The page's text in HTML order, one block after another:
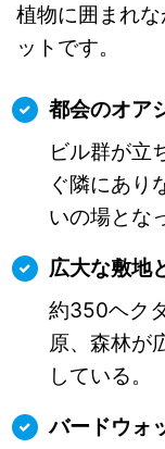
植物に囲まれ
ットです。
都会のオア
ビル群が立
ぐ隣にあり
いの場とな
広大な敷地
約350ヘク
原、森林が
している。
バードウォ